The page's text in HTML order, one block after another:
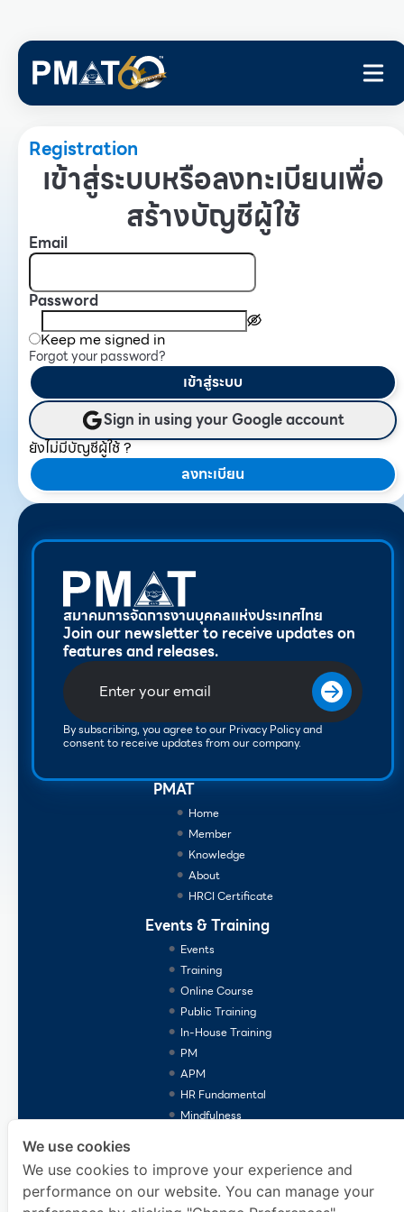
Registration
เข้าสู่ระบบหรือลงทะเบียนเพื่อ
สร้างบัญชีผู้ใช้
Email
Password
Keep me signed in
Forgot your password?
เข้าสู่ระบบ
Sign in using your Google account
ยังไม่มีบัญชีผู้ใช้ ?
ลงทะเบียน
สมาคมการจัดการงานบุคคลแห่งประเทศไทย
Join our newsletter to receive updates on
features and releases.
By subscribing, you agree to our Privacy Policy and
consent to receive updates from our company.
PMAT
Home
Member
Knowledge
About
HRCI Certificate
Events & Training
Events
Training
Online Course
Public Training
In-House Training
PM
APM
HR Fundamental
Mindfulness
We use cookies
We use cookies to improve your experience and
performance on our website. You can manage your